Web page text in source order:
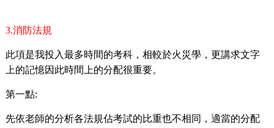
3.消防法規
此項是我投入最多時間的考科，相較於火災學，更講求文字
上的記憶因此時間上的分配很重要。
第一點:
先依老師的分析各法規佔考試的比重也不相同，適當的分配